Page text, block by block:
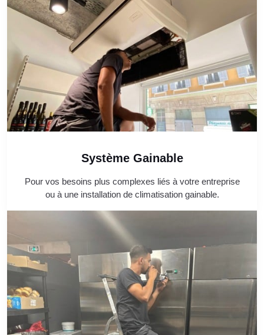
Système Gainable
Pour vos besoins plus complexes liés à votre entreprise
ou à une installation de climatisation gainable.